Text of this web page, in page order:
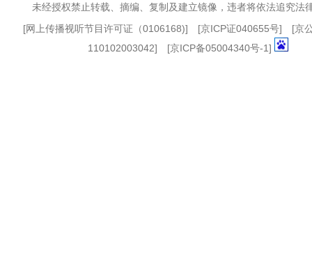
未经授权禁止转载、摘编、复制及建立镜像，违者将依法追究法
[网上传播视听节目许可证（0106168)] [京ICP证040655号] [京
110102003042] [京ICP备05004340号-1]